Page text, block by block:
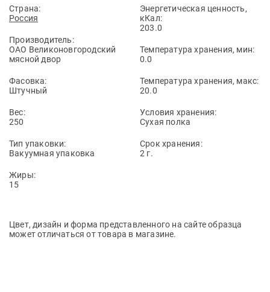
Страна:
Россия
Производитель:
ОАО Великоновгородский
мясной двор
Фасовка:
Штучный
Вес:
250
Тип упаковки:
Вакуумная упаковка
Жиры:
15
Энергетическая ценность,
кКал:
203.0
Температура хранения, мин:
0.0
Температура хранения, макс:
20.0
Условия хранения:
Сухая полка
Срок хранения:
2 г.
Цвет, дизайн и форма представленного на сайте образца
может отличаться от товара в магазине.